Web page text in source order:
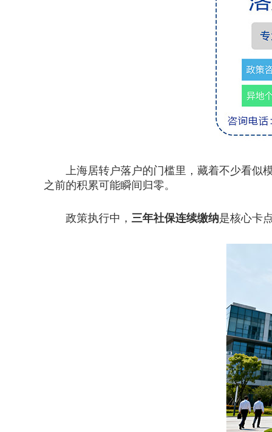
上海居转户落户的门槛里，藏着不少看似模
之前的积累可能瞬间归零。
政策执行中， 三年社保连续缴纳是核心卡